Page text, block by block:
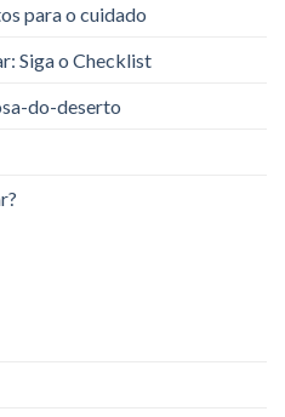
para o cuidado
Siga o Checklist
do-deserto